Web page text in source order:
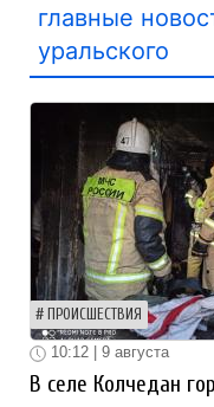
главные
уральского
ПРОИСШЕСТВИЯ
10:12 | 9 августа
В селе Колчедан